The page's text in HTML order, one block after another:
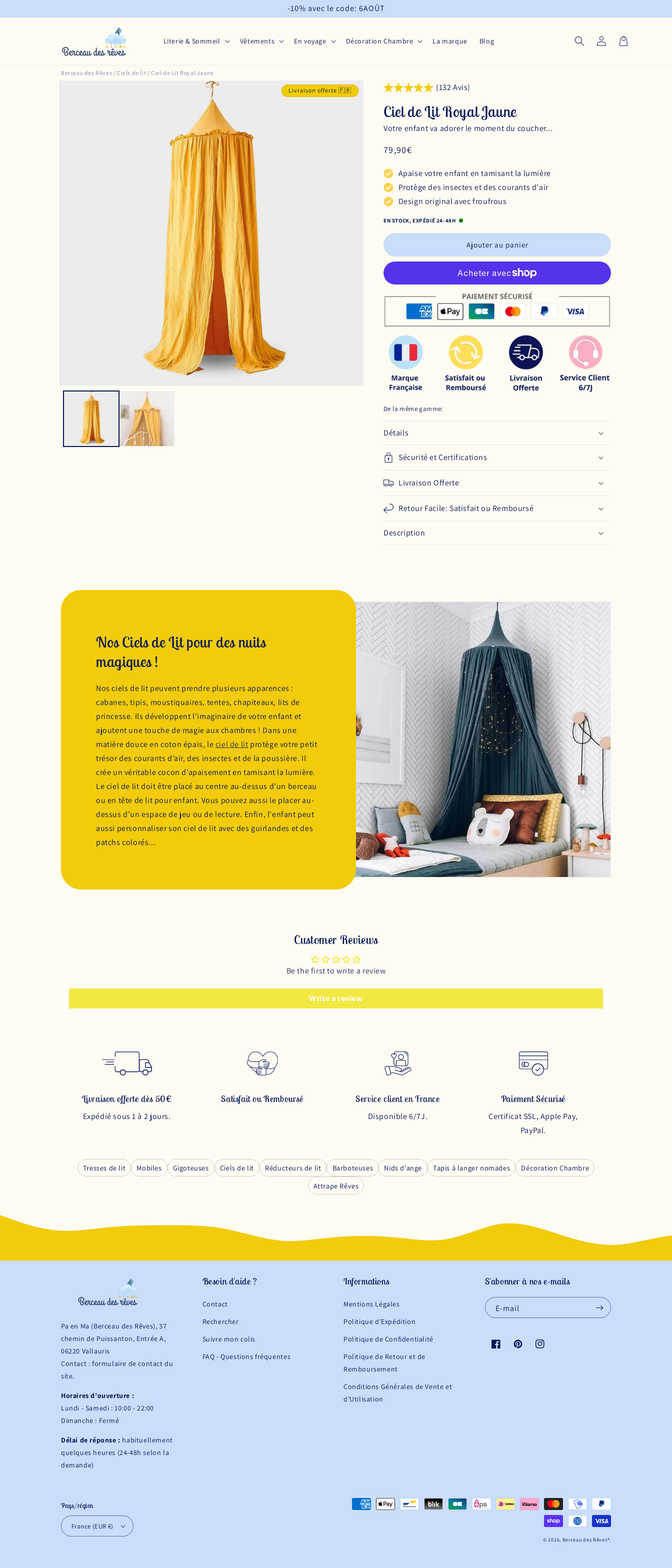
au
-10% avec le code: 6AOÛT
Literie & Sommeil Vêtements En voyage Décoration Chambre La marque Blog Connexion Panier
Berceau des Rêves /Ciels de lit /Ciel de Lit Royal Jaune
Livraison offerte 🇫🇷 (132 Avis)
Ciel de Lit Royal Jaune
Votre enfant va adorer le moment du coucher...
Prix
79,90€
Apaise votre enfant en tamisant la lumière
Protège des insectes et des courants d'air
Design original avec froufrous
EN STOCK, EXPÉDIÉ 24-48H
Ajouter au panier
De la même gamme:
Détails
Sécurité et Certifications
Livraison Offerte
Retour Facile: Satisfait ou Remboursé
Description
Nos Ciels de Lit pour des nuits
magiques !
Nos ciels de lit peuvent prendre plusieurs apparences :
cabanes, tipis, moustiquaires, tentes, chapiteaux, lits de
princesse. Ils développent l’imaginaire de votre enfant et
ajoutent une touche de magie aux chambres ! Dans une
matière douce en coton épais, leciel de lit protège votre petit
trésor des courants d’air, des insectes et de la poussière. Il
crée un véritable cocon d’apaisement en tamisant la lumière.
Le ciel de lit doit être placé au centre au-dessus d’un berceau
ou en tête de lit pour enfant. Vous pouvez aussi le placer au-
dessus d’un espace de jeu ou de lecture. Enfin, l'enfant peut
aussi personnaliser son ciel de lit avec des guirlandes et des
patchs colorés...
Customer Reviews
Be the first to write a review
Write a review
Livraison offerte dès 50€
Expédié sous 1 à 2 jours.
Satisfait ou Remboursé Service client en France
Disponible 6/7J.
Paiement Sécurisé
Certificat SSL, Apple Pay,
PayPal.
Tresses de lit Mobiles Gigoteuses Ciels de lit Réducteurs de lit Barboteuses Nids d'ange Tapis à langer nomades
Décoration Chambre
Attrape Rêves
Pa en Ma (Berceau des Rêves), 37
chemin de Puissanton, Entrée A,
06220 Vallauris
Contact : formulaire de contact du
site.
Horaires d’ouverture :
Lundi - Samedi : 10:00 - 22:00
Dimanche : Fermé
Délai de réponse : habituellement
quelques heures (24-48h selon la
demande)
Besoin d'aide ?
Contact
Rechercher
Suivre mon colis
FAQ - Questions fréquentes
Informations
Mentions Légales
Politique d’Expédition
Politique de Confidentialité
Politique de Retour et de
Remboursement
Conditions Générales de Vente et
d’Utilisation
S'abonner à nos e-mails
E-mail
FacebookPinterestInstagram
Pays/région
France (EUR €)
Moyens
© 2026, Berceau des Rêves®.